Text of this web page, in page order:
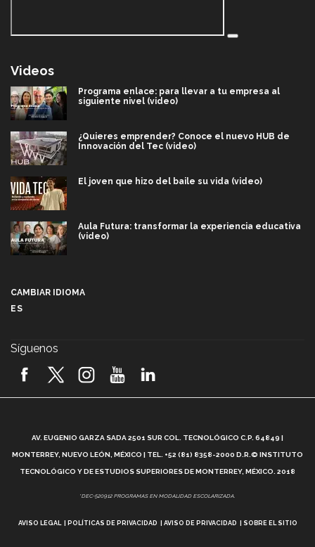
Videos
Programa enlace: para llevar a tu empresa al
siguiente nivel (video)
¿Quieres emprender? Conoce el nuevo HUB de
Innovación del Tec (video)
El joven que hizo del baile su vida (video)
Aula Futura: transformar la experiencia educativa
(video)
2026! (video)
¿Cómo es el Modelo Educativo Tec? (video)
Vida Tec: Feminismo e Inteligencia Artificial, Paola
CAMBIAR IDIOMA
ES
Síguenos
AV. EUGENIO GARZA SADA 2501 SUR COL. TECNOLÓGICO C.P. 64849 |
MONTERREY, NUEVO LEÓN, MÉXICO | TEL. +52 (81) 8358-2000 D.R.© INSTITUTO
TECNOLÓGICO Y DE ESTUDIOS SUPERIORES DE MONTERREY, MÉXICO. 2018
*DEC-520912 PROGRAMAS EN MODALIDAD ESCOLARIZADA.
AVISO LEGAL POLÍTICAS DE PRIVACIDAD AVISO DE PRIVACIDAD SOBRE EL SITIO